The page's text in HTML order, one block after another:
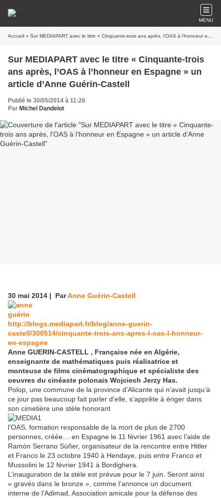
MENU
Accueil » Sur MEDIAPART avec le titre « Cinquante-trois ans après, l’OAS à l’honneur en Espagne » un article d’Anne Guérin-Castell
Sur MEDIAPART avec le titre « Cinquante-trois
ans après, l’OAS à l’honneur en Espagne » un
article d’Anne Guérin-Castell
Publié le 30/05/2014 à 11:26
Par Michel Dandelot
30 mai 2014 | ParAnne Guérin-Castell
http://blogs.mediapart.fr/blog/anne-guerin-
castell/300514/cinquante-trois-ans-apres-l-oas-l-honneur-
en-espagne
Anne GUERIN-CASTELL , Française née en Algérie,
enseignante de mathématiques puis réalisatrice et
monteuse de films cinématographique et spécialiste des
oeuvres du cinéaste polonais Wojciech Jerzy Has.
Polop, une commune de la province d’Alicante qui n’avait jusqu’à
ce jour pas beaucoup fait parler d’elle, s’apprête à ériger dans
son cimetière une stèle honorant
l’OAS, formation responsable de la mort de plus de 2700
personnes, créée… en Espagne le 11 février 1961 avec l’aide de
Ramón Serrano Súñer, organisateur de la rencontre entre Hitler
et Franco le 23 octobre 1940 à Hendaye, puis entre Franco et
Mussolini le 12 février 1941 à Bordighera.
L’inauguration de la stèle est prévue pour le 7 juin. Seront ainsi
« gravés dans le bronze », comme l’annonce un document
interne de l’Adimad, Association amicale pour la défense des